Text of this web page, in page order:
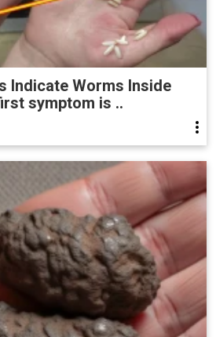
Indicate Worms Inside
symptom is ..